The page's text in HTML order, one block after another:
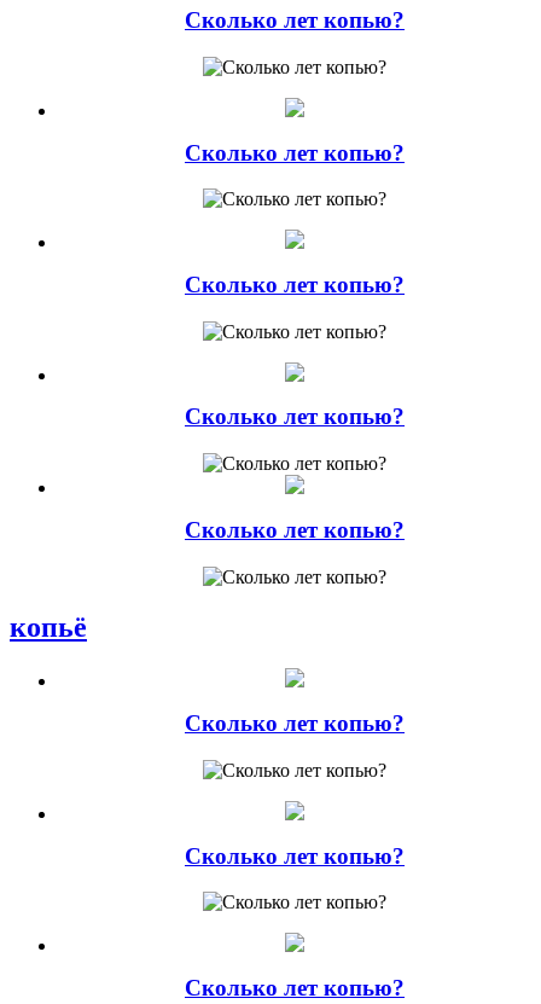
Сколько лет копью?
Сколько лет копью?
Сколько лет копью?
Сколько лет копью?
Сколько лет копью?
копьё
Сколько лет копью?
Сколько лет копью?
Сколько лет копью?